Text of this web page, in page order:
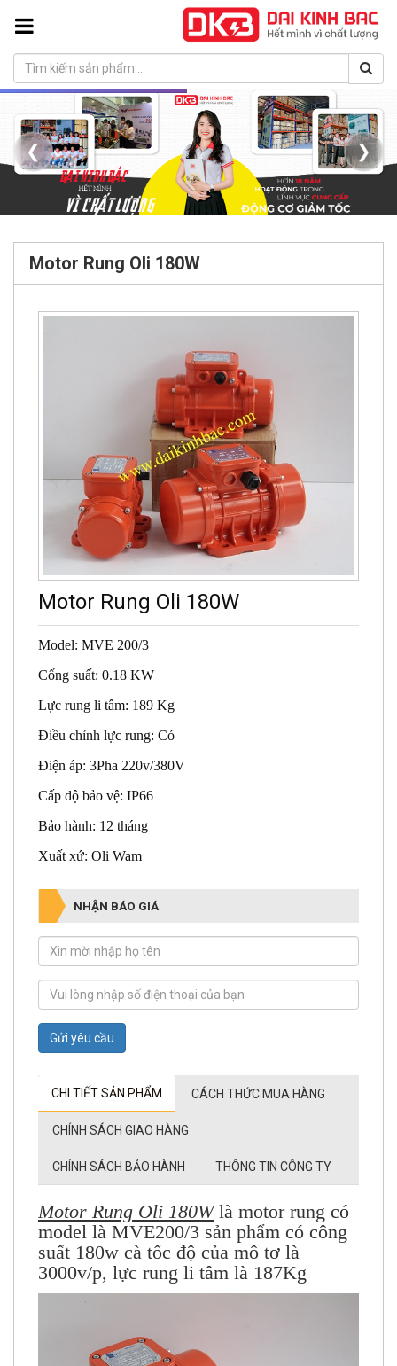
❮ ❯
Motor Rung Oli 180W
Motor Rung Oli 180W
Model: MVE 200/3
Cống suất: 0.18 KW
Lực rung li tâm: 189 Kg
Điều chỉnh lực rung: Có
Điện áp: 3Pha 220v/380V
Cấp độ bảo vệ: IP66
Bảo hành: 12 tháng
Xuất xứ: Oli Wam
NHẬN BÁO GIÁ
Gửi yêu cầu
CHI TIẾT SẢN PHẨM CÁCH THỨC MUA HÀNG
CHÍNH SÁCH GIAO HÀNG
CHÍNH SÁCH BẢO HÀNH THÔNG TIN CÔNG TY
Motor Rung Oli 180Wlà motor rung có
model là MVE200/3 sản phẩm có công
suất 180w cà tốc độ của mô tơ là
3000v/p, lực rung li tâm là 187Kg